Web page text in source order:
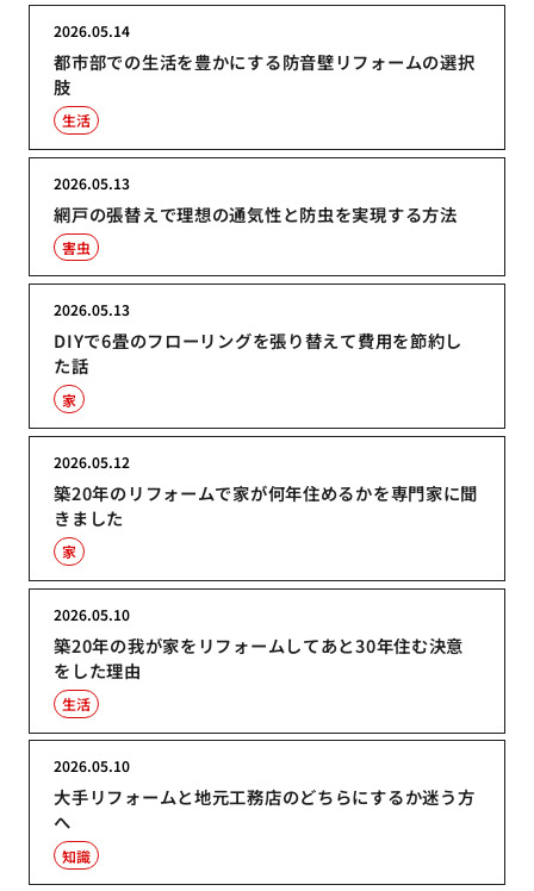
都市部での生活を豊かにする防音壁リフォームの選択
肢
2026.05.14
生活
網戸の張替えで理想の通気性と防虫を実現する方法
2026.05.13
害虫
DIYで6畳のフローリングを張り替えて費用を節約し
た話
2026.05.13
家
築20年のリフォームで家が何年住めるかを専門家に聞
きました
2026.05.12
家
築20年の我が家をリフォームしてあと30年住む決意
をした理由
2026.05.10
生活
大手リフォームと地元工務店のどちらにするか迷う方
へ
2026.05.10
知識